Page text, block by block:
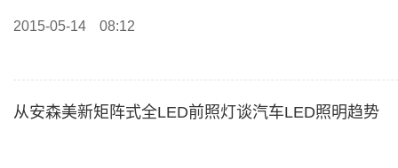
2015-05-14 08:12
从安森美新矩阵式全LED前照灯谈汽车LED照明趋势